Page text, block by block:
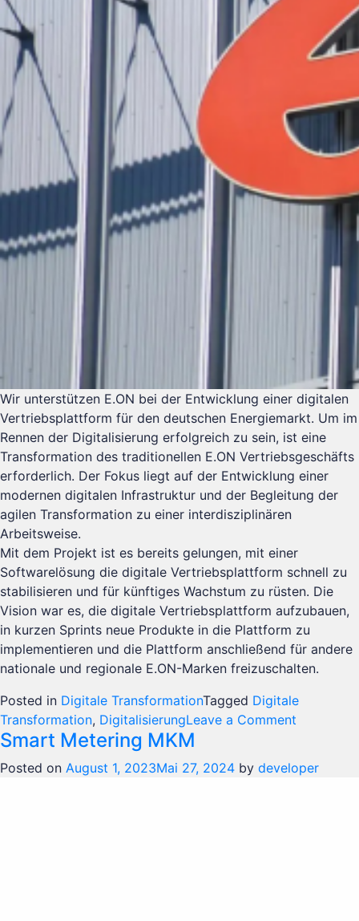
Wir unterstützen E.ON bei der Entwicklung einer digitalen
Vertriebsplattform für den deutschen Energiemarkt. Um im
Rennen der Digitalisierung erfolgreich zu sein, ist eine
Transformation des traditionellen E.ON Vertriebsgeschäfts
erforderlich. Der Fokus liegt auf der Entwicklung einer
modernen digitalen Infrastruktur und der Begleitung der
agilen Transformation zu einer interdisziplinären
Arbeitsweise.
Mit dem Projekt ist es bereits gelungen, mit einer
Softwarelösung die digitale Vertriebsplattform schnell zu
stabilisieren und für künftiges Wachstum zu rüsten. Die
Vision war es, die digitale Vertriebsplattform aufzubauen,
in kurzen Sprints neue Produkte in die Plattform zu
implementieren und die Plattform anschließend für andere
nationale und regionale E.ON-Marken freizuschalten.
Posted in Digitale TransformationTagged Digitale
Transformation, DigitalisierungLeave a Comment
Smart Metering MKM
Posted on August 1, 2023Mai 27, 2024 by developer